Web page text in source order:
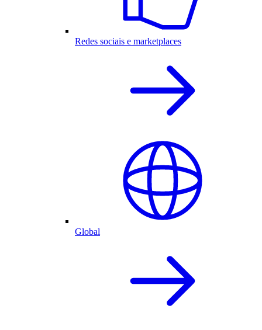
Redes sociais e marketplaces
Global